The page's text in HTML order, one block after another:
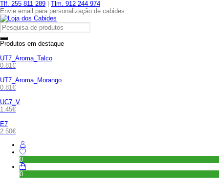
Tlf. 255 811 289
Tlm. 912 244 974
Envie email para personalização de cabides
Produtos em destaque
UT7_Aroma_Talco
0.81€
UT7_Aroma_Morango
0.81€
UC7_V
1.45€
E7
2.50€
0
0